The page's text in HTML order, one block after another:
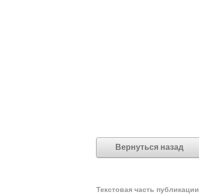
Вернуться назад
Текстовая часть публикации